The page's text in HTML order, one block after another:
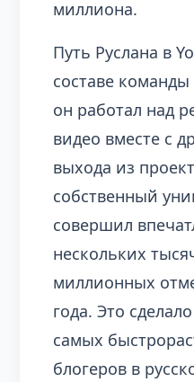
миллиона.
Путь Руслана в
составе команды
он работал над
видео вместе с
выхода из
собственный
совершил
нескольких
миллионных
года. Это
самых
блогеров в